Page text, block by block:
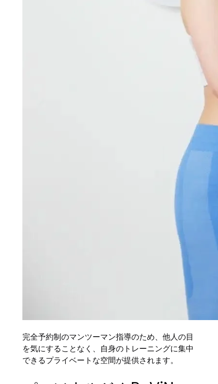
完全予約制のマンツーマン指導のため、他人の目
を気にすることなく、自身のトレーニングに集中
できるプライベートな空間が提供されます。